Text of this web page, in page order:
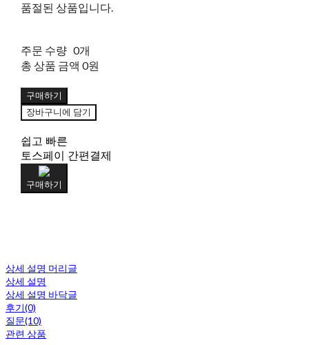
품절된 상품입니다.
주문 수량 0개
총 상품 금액 0원
구매하기
장바구니에 담기
쉽고 빠른
토스페이 간편결제
구매하기
상세 설명 머리글
상세 설명
상세 설명 바닥글
후기(0)
질문(10)
관련 상품